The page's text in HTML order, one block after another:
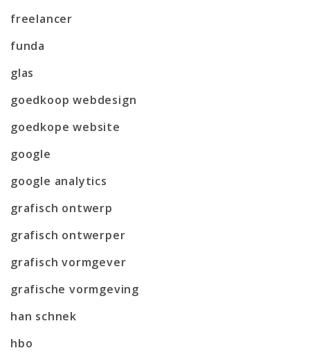
freelancer
funda
glas
goedkoop webdesign
goedkope website
google
google analytics
grafisch ontwerp
grafisch ontwerper
grafisch vormgever
grafische vormgeving
han schnek
hbo